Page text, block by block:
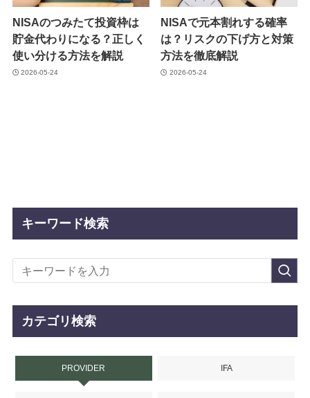
NISAのつみたて投資枠は
貯金代わりになる？正しく
使い分ける方法を解説
2026-05-24
NISAで元本割れする確率
は？リスクの下げ方と対策
方法を徹底解説
2026-05-24
キーワード検索
カテゴリ検索
PROVIDER IFA